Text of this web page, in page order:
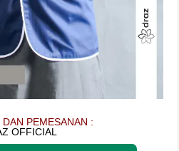
PEMESANAN :
OFFICIAL